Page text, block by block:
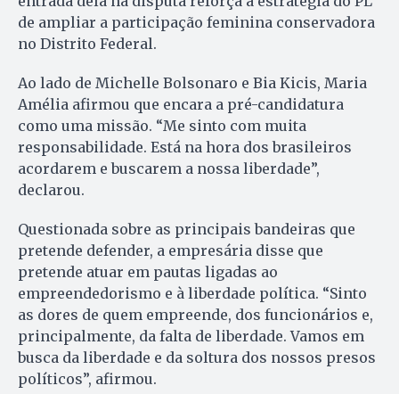
de ampliar a participação feminina conservadora
no Distrito Federal.
Ao lado de Michelle Bolsonaro e Bia Kicis, Maria
Amélia afirmou que encara a pré-candidatura
como uma missão. “Me sinto com muita
responsabilidade. Está na hora dos brasileiros
acordarem e buscarem a nossa liberdade”,
declarou.
Questionada sobre as principais bandeiras que
pretende defender, a empresária disse que
pretende atuar em pautas ligadas ao
empreendedorismo e à liberdade política. “Sinto
as dores de quem empreende, dos funcionários e,
principalmente, da falta de liberdade. Vamos em
busca da liberdade e da soltura dos nossos presos
políticos”, afirmou.